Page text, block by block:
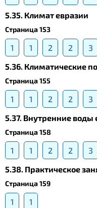
5.35. Климат евразии
Страница 153
1 1 2 2 3
5.36. Климатические
Страница 155
1 1 2 2 3
5.37. Внутренние воды
Страница 158
1 1 2 2 3
5.38. Практическое
Страница 159
1
1